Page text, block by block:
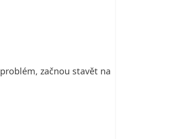
začnou stavět na